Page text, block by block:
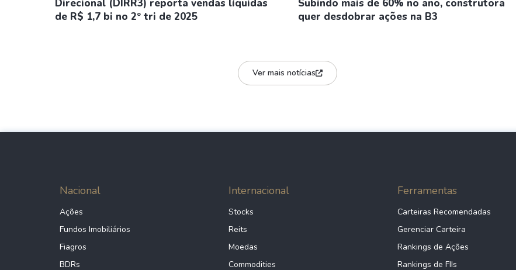
Direcional (DIRR3) reporta vendas líquidas
de R$ 1,7 bi no 2º tri de 2025
Subindo mais de 60% no ano, construtora
quer desdobrar ações na B3
Ver mais notícias
Nacional
Ações
Fundos Imobiliários
Fiagros
BDRs
Internacional
Stocks
Reits
Moedas
Commodities
Ferramentas
Carteiras Recomendadas
Gerenciar Carteira
Rankings de Ações
Rankings de FIIs